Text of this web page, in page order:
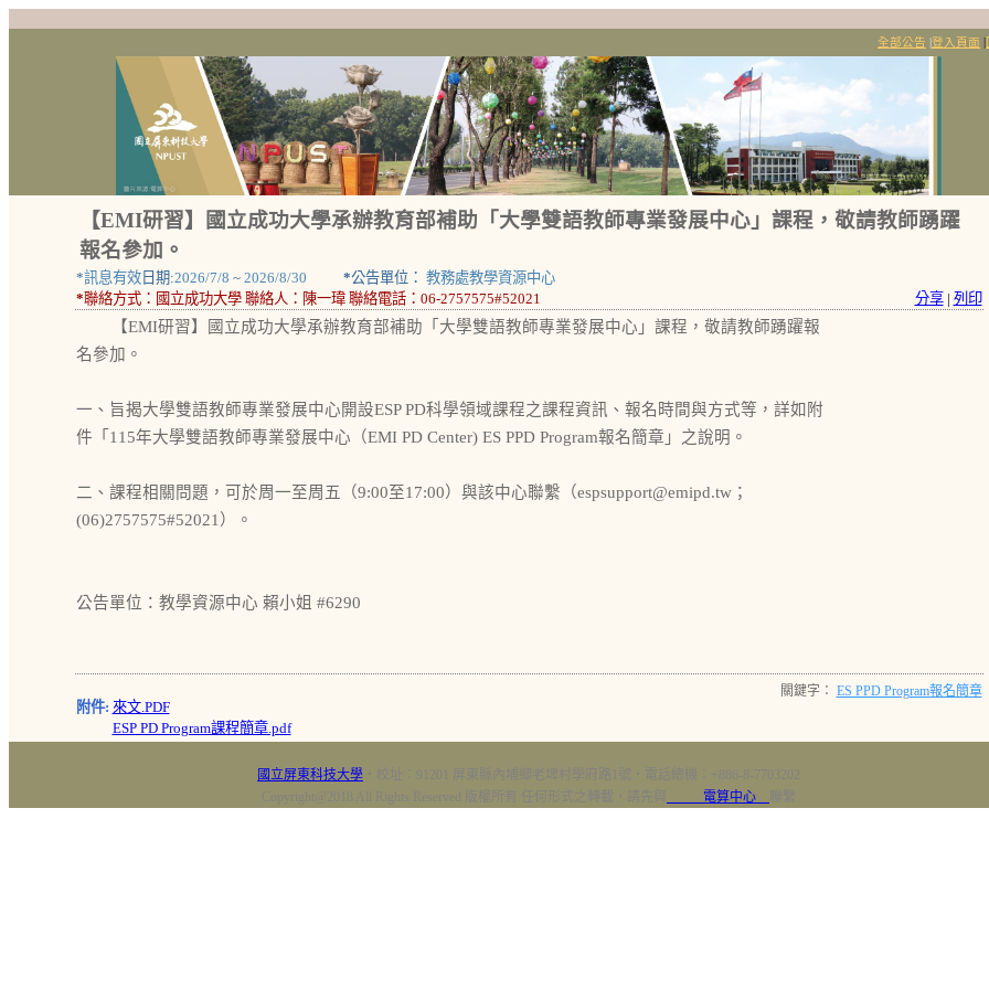
全部公告 登入頁面
【EMI研習】國立成功大學承辦教育部補助「大學雙語教師專業發展中心」課程，敬請教師踴躍
報名參加。
*訊息有效日期:2026/7/8 ~ 2026/8/30 *公告單位： 教務處教學資源中心
*聯絡方式： 國立成功大學 聯絡人：陳一瑋 聯絡電話：06-2757575#52021 分享 | 列印
【EMI研習】國立成功大學承辦教育部補助「大學雙語教師專業發展中心」課程，敬請教師踴躍報
名參加。
一、旨揭大學雙語教師專業發展中心開設ESP PD科學領域課程之課程資訊、報名時間與方式等，詳如附
件「115年大學雙語教師專業發展中心（EMI PD Center) ES PPD Program報名簡章」之說明。
二、課程相關問題，可於周一至周五（9:00至17:00）與該中心聯繫（espsupport@emipd.tw；
(06)2757575#52021）。
公告單位：教學資源中心 賴小姐 #6290
附件: 來文.PDF
ESP PD Program課程簡章.pdf
關鍵字： ES PPD Program報名簡章
國立屏東科技大學
電算中心